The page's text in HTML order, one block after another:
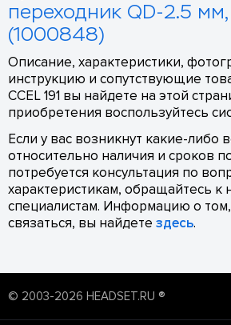
переходник QD-2.5
(1000848)
Описание, характеристики,
инструкцию и сопутствующие
CCEL 191 вы найдете на этой
приобретения воспользуйтесь
Если у вас возникнут какие-либо
относительно наличия и сроков
потребуется консультация по
характеристикам, обращайтесь к
специалистам. Информацию о
связаться, вы найдете здесь.
© 2003-2026 HEADSET.RU ®